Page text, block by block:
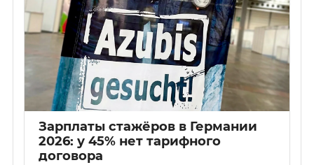
Зарплаты стажёров в Германии
2026: у 45% нет тарифного
договора